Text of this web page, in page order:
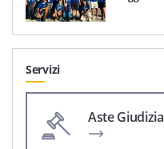
Servizi
Aste